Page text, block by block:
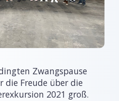
Zwangspause
die Freude über die
2021 groß.